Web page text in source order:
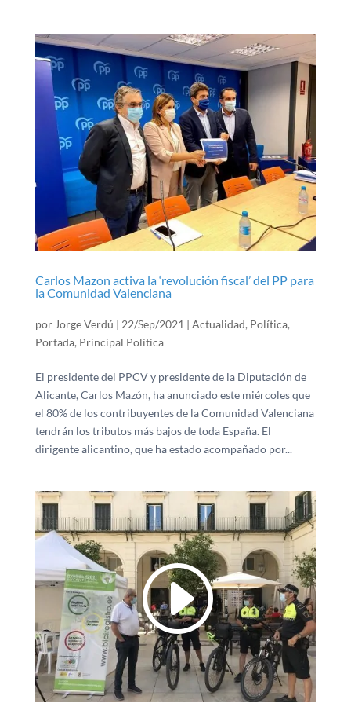
Carlos Mazon activa la ‘revolución fiscal’ del PP para
la Comunidad Valenciana
por Jorge Verdú | 22/Sep/2021 | Actualidad, Política,
Portada, Principal Política
El presidente del PPCV y presidente de la Diputación de
Alicante, Carlos Mazón, ha anunciado este miércoles que
el 80% de los contribuyentes de la Comunidad Valenciana
tendrán los tributos más bajos de toda España. El
dirigente alicantino, que ha estado acompañado por...